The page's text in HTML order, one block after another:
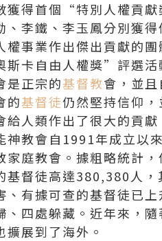
獲得首個“特別人權貢
、李鐵、李玉鳳分別獲
權事業作出傑出貢獻的團
卡自由人權獎”評選活
是正宗的基督教會，並
的基督徒仍然堅持信仰
給人類作出了很大的貢獻
神教會自1991年成立以
家庭教會。據粗略統計
基督徒高達380,380人
、有據可查的基督徒已
、四處躲藏。近年來，
擴展到了海外。